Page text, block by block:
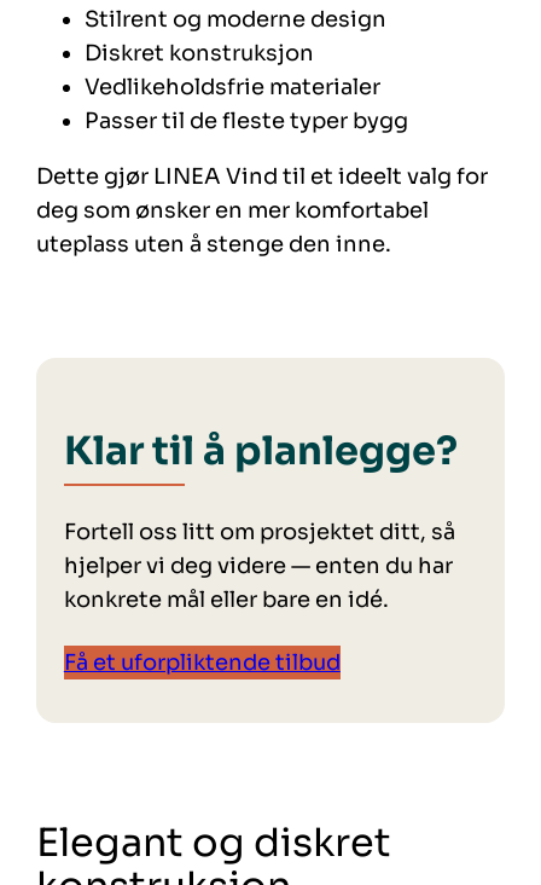
Stilrent og moderne design
Diskret konstruksjon
Vedlikeholdsfrie materialer
Passer til de fleste typer bygg
Dette gjør LINEA Vind til et ideelt valg for
deg som ønsker en mer komfortabel
uteplass uten å stenge den inne.
Klar til å planlegge?
Fortell oss litt om prosjektet ditt, så
hjelper vi deg videre — enten du har
konkrete mål eller bare en idé.
Få et uforpliktende tilbud
Elegant og diskret